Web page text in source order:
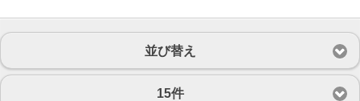
並び替え
15件